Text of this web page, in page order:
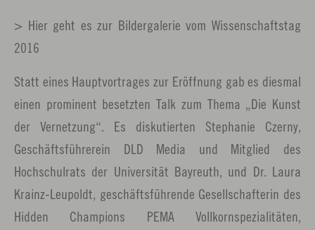
> Hier geht es zur Bildergalerie vom Wissenschaftstag
2016
Statt eines Hauptvortrages zur Eröffnung gab es diesmal
einen prominent besetzten Talk zum Thema „Die Kunst
der Vernetzung“. Es diskutierten Stephanie Czerny,
Geschäftsführerein DLD Media und Mitglied des
Hochschulrats der Universität Bayreuth, und Dr. Laura
Krainz-Leupoldt, geschäftsführende Gesellschafterin des
Hidden Champions PEMA Vollkornspezialitäten,